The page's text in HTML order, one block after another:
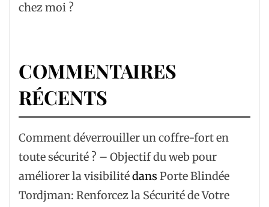
chez moi ?
COMMENTAIRES
RÉCENTS
Comment déverrouiller un coffre-fort en
toute sécurité ? – Objectif du web pour
améliorer la visibilitédans Porte Blindée
Tordjman: Renforcez la Sécurité de Votre